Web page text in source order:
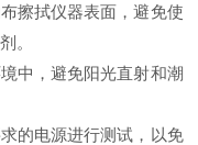
擦拭仪器表面，避免使
。
中，避免阳光直射和潮
的电源进行测试，以免